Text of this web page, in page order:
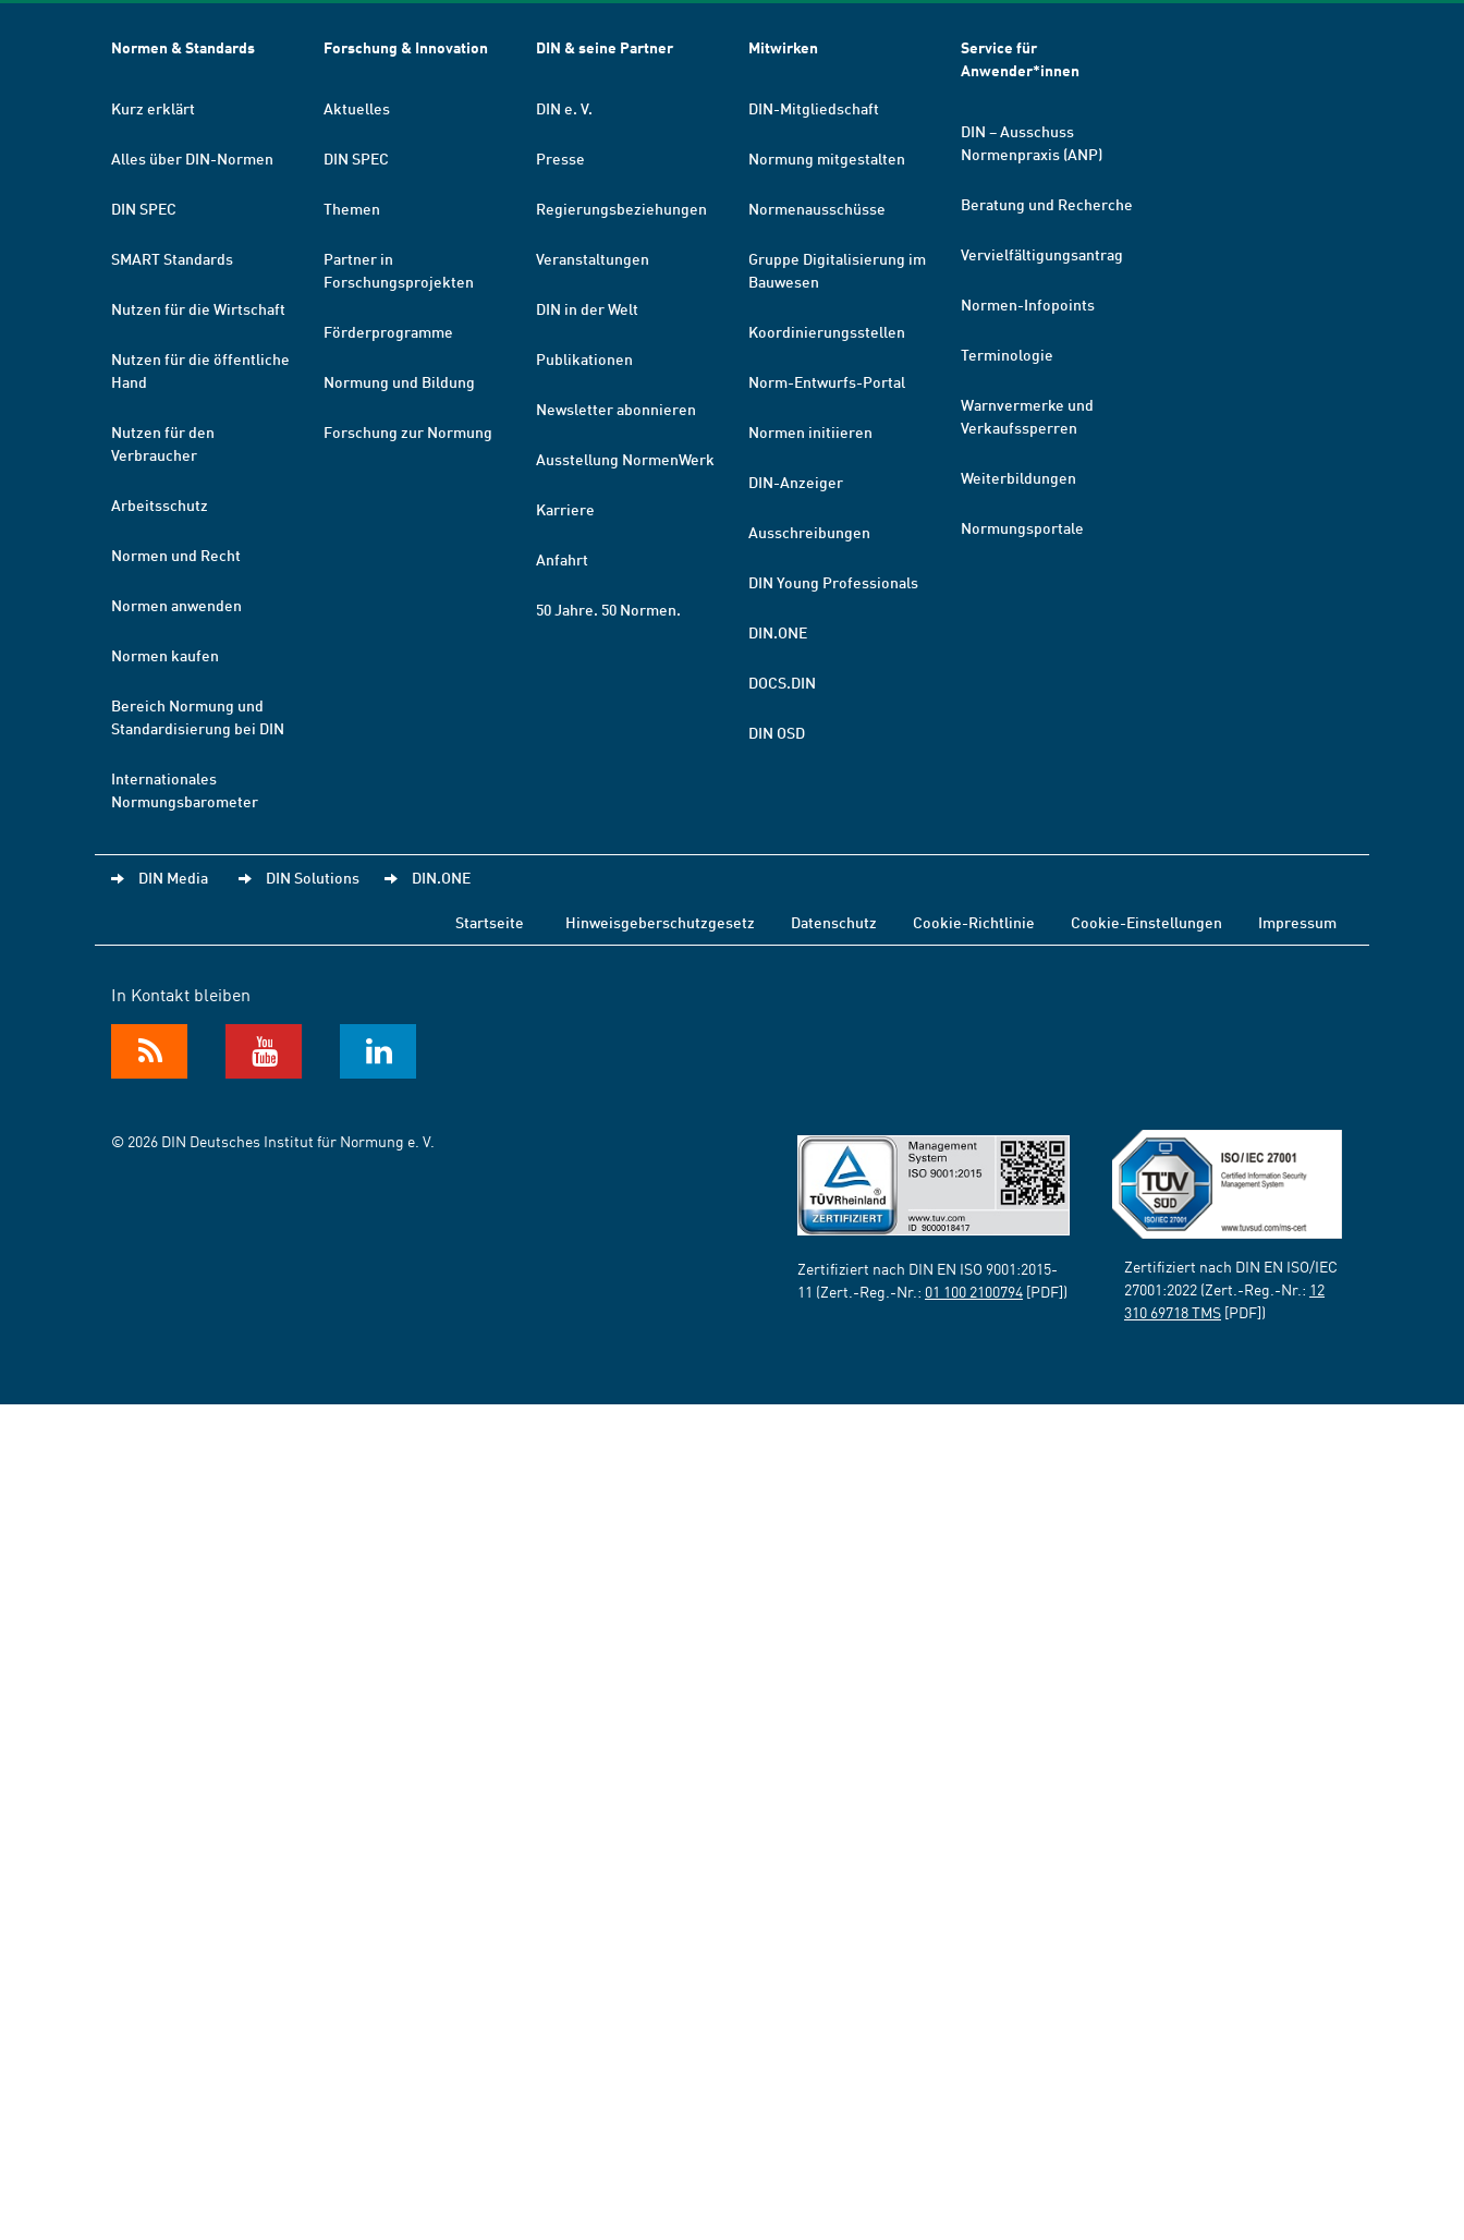
Normen & Standards
Kurz erklärt
Alles über DIN-Normen
DIN SPEC
SMART Standards
Nutzen für die Wirtschaft
Nutzen für die öffentliche
Hand
Nutzen für den
Verbraucher
Arbeitsschutz
Normen und Recht
Normen anwenden
Normen kaufen
Bereich Normung und
Standardisierung bei DIN
Internationales
Normungsbarometer
Forschung & Innovation
Aktuelles
DIN SPEC
Themen
Partner in
Forschungsprojekten
Förderprogramme
Normung und Bildung
Forschung zur Normung
DIN & seine Partner
DIN e. V.
Presse
Regierungsbeziehungen
Veranstaltungen
DIN in der Welt
Publikationen
Newsletter abonnieren
Ausstellung NormenWerk
Karriere
Anfahrt
50 Jahre. 50 Normen.
Mitwirken
DIN-Mitgliedschaft
Normung mitgestalten
Normenausschüsse
Gruppe Digitalisierung im
Bauwesen
Koordinierungsstellen
Norm-Entwurfs-Portal
Normen initiieren
DIN-Anzeiger
Ausschreibungen
DIN Young Professionals
DIN.ONE
DOCS.DIN
DIN OSD
Service für
Anwender*innen
DIN – Ausschuss
Normenpraxis (ANP)
Beratung und Recherche
Vervielfältigungsantrag
Normen-Infopoints
Terminologie
Warnvermerke und
Verkaufssperren
Weiterbildungen
Normungsportale
DIN Media DIN Solutions DIN.ONE
Startseite Hinweisgeberschutzgesetz Datenschutz Cookie-Richtlinie Cookie-Einstellungen Impressum
In Kontakt bleiben
© 2026 DIN Deutsches Institut für Normung e. V.
Zertifiziert nach DIN EN ISO 9001:2015-
11 (Zert.-Reg.-Nr.: 01 100 2100794 [PDF])
Zertifiziert nach DIN EN ISO/IEC
27001:2022 (Zert.-Reg.-Nr.: 12
310 69718 TMS [PDF])